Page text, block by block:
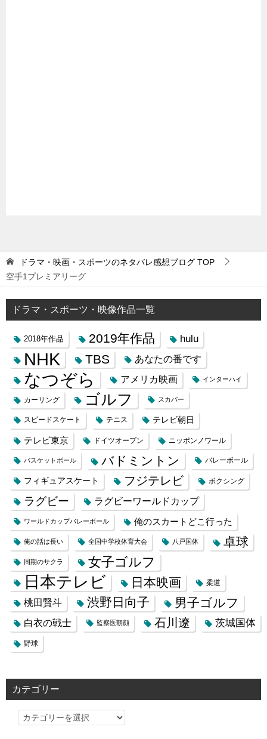
ドラマ・映画・スポーツのネタバレ感想ブログ TOP
空手1プレミアリーグ
ドラマ・スポーツ・映像作品一覧
2018年作品 2019年作品 hulu
NHK TBS あなたの番です
なつぞら アメリカ映画 インターハイ
カーリング ゴルフ スカパー
スピードスケート テニス テレビ朝日
テレビ東京 ドイツオープン ニッポンノワール
バスケットボール バドミントン バレーボール
フィギュアスケート フジテレビ ボクシング
ラグビー ラグビーワールドカップ
ワールドカップバレーボール 俺のスカートどこ行った
俺の話は長い 全国中学校体育大会 八戸国体 卓球
同期のサクラ 女子ゴルフ
日本テレビ 日本映画 柔道
桃田賢斗 渋野日向子 男子ゴルフ
白衣の戦士 監察医朝顔 石川遼 茨城国体
野球
カテゴリー
カ